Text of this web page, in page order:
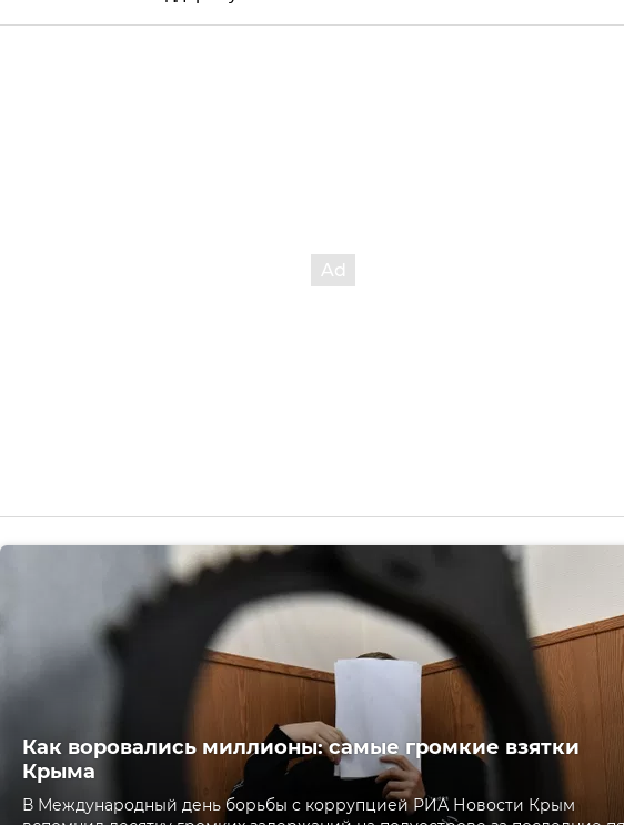
Как воровались миллионы: самые громкие взятки
Крыма
В Международный день борьбы с коррупцией РИА Новости Крым